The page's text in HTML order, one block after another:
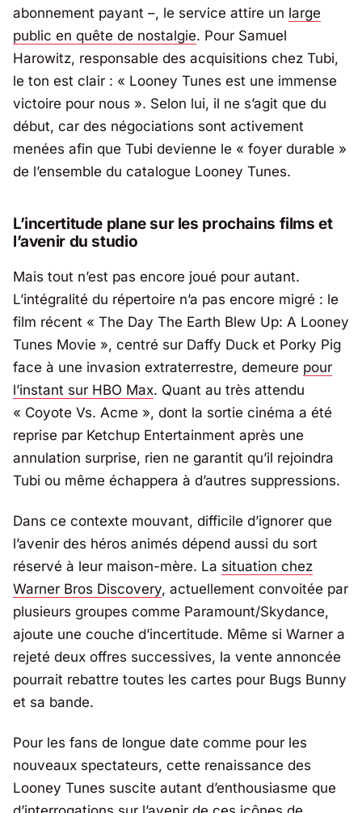
abonnement payant –, le service attire un large
public en quête de nostalgie. Pour Samuel
Harowitz, responsable des acquisitions chez Tubi,
le ton est clair : « Looney Tunes est une immense
victoire pour nous ». Selon lui, il ne s’agit que du
début, car des négociations sont activement
menées afin que Tubi devienne le « foyer durable »
de l’ensemble du catalogue Looney Tunes.
L’incertitude plane sur les prochains films et
l’avenir du studio
Mais tout n’est pas encore joué pour autant.
L’intégralité du répertoire n’a pas encore migré : le
film récent « The Day The Earth Blew Up: A Looney
Tunes Movie », centré sur Daffy Duck et Porky Pig
face à une invasion extraterrestre, demeure pour
l’instant sur HBO Max. Quant au très attendu
« Coyote Vs. Acme », dont la sortie cinéma a été
reprise par Ketchup Entertainment après une
annulation surprise, rien ne garantit qu’il rejoindra
Tubi ou même échappera à d’autres suppressions.
Dans ce contexte mouvant, difficile d’ignorer que
l’avenir des héros animés dépend aussi du sort
réservé à leur maison-mère. La situation chez
Warner Bros Discovery, actuellement convoitée par
plusieurs groupes comme Paramount/Skydance,
ajoute une couche d’incertitude. Même si Warner a
rejeté deux offres successives, la vente annoncée
pourrait rebattre toutes les cartes pour Bugs Bunny
et sa bande.
Pour les fans de longue date comme pour les
nouveaux spectateurs, cette renaissance des
Looney Tunes suscite autant d’enthousiasme que